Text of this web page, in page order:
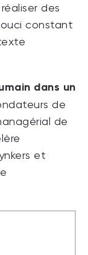
des
constant
dans un
de
de
et